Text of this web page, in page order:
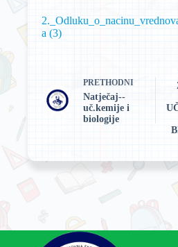
a (3)
PRETHODNI
Natječaj--
uč.kemije i
biologije